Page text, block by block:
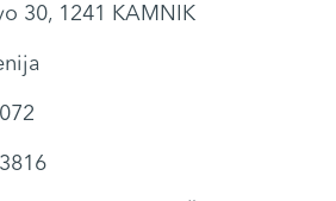
30, 1241 KAMNIK